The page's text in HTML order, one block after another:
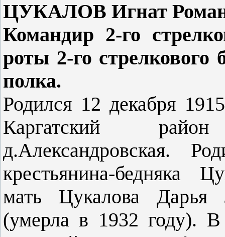
ЦУКАЛОВ Игнат
Командир 2-го
роты 2-го стрелкового
полка.
Родился 12 декабря
Каргатский
д.Александровская.
крестьянина-бедняка
мать Цукалова Дарья
(умерла в 1932 году). В